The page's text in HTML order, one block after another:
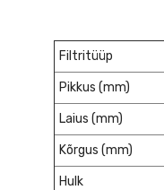
Filtritüüp
Pikkus (mm)
Laius (mm)
Kõrgus (mm)
Hulk